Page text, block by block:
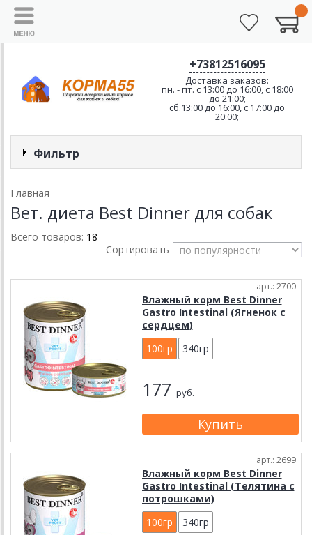
+73812516095
Доставка заказов:
пн. - пт. с 13:00 до 16:00, с 18:00
до 21:00;
сб.13:00 до 16:00, с 17:00 до
20:00;
Фильтр
Главная
Вет. диета Best Dinner для собак
Всего товаров: 18 |
Сортировать
арт.: 2700
Влажный корм Best Dinner
Gastro Intestinal (Ягненок с
сердцем)
100гр
340гр
177 руб.
арт.: 2699
Влажный корм Best Dinner
Gastro Intestinal (Телятина с
потрошками)
100гр
340гр